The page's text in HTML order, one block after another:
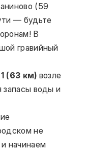
(59
— будьте
В
гравийный
(63 км) возле
запасы воды и
не
начинаем